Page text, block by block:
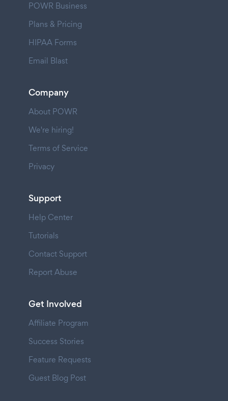
POWR Business
Plans & Pricing
HIPAA Forms
Email Blast
Company
About POWR
We're hiring!
Terms of Service
Privacy
Support
Help Center
Tutorials
Contact Support
Report Abuse
Get Involved
Affiliate Program
Success Stories
Feature Requests
Guest Blog Post